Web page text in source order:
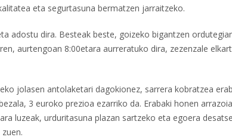
eta segurtasuna bermatzen jarraitzeko.
adostu dira. Besteak beste, goizeko bigantzen
aurtengoan 8:00etara aurreratuko dira, zezenzale
jolasen antolaketari dagokionez, sarrera kobratzea
3 euroko prezioa ezarriko da. Erabaki honen
luzeak, urduritasuna plazan sartzeko eta egoera